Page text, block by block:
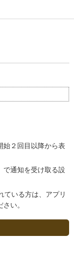
始２回目以降から表
で通知を受け取る設
ている方は、アプリ
い。